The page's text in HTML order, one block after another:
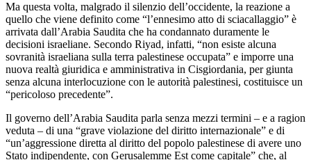
Ma questa volta, malgrado il silenzio dell’occidente, la reazione a
quello che viene definito come “l’ennesimo atto di sciacallaggio” è
arrivata dall’Arabia Saudita che ha condannato duramente le
decisioni israeliane. Secondo Riyad, infatti, “non esiste alcuna
sovranità israeliana sulla terra palestinese occupata” e imporre una
nuova realtà giuridica e amministrativa in Cisgiordania, per giunta
senza alcuna interlocuzione con le autorità palestinesi, costituisce un
“pericoloso precedente”.
Il governo dell’Arabia Saudita parla senza mezzi termini – e a ragion
veduta – di una “grave violazione del diritto internazionale” e di
“un’aggressione diretta al diritto del popolo palestinese di avere uno
Stato indipendente, con Gerusalemme Est come capitale” che, al